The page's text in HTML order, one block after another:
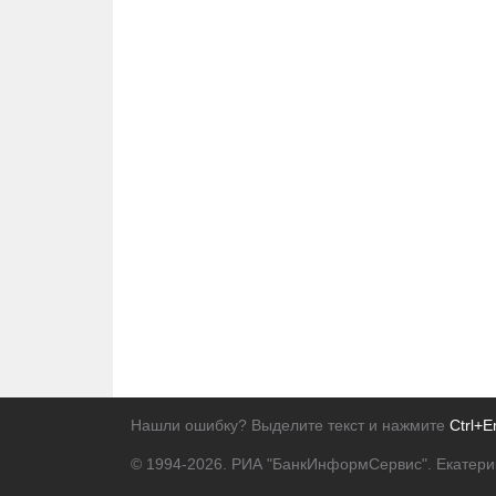
Нашли ошибку? Выделите текст и нажмите
© 1994-2026. РИА "БанкИнформСервис".